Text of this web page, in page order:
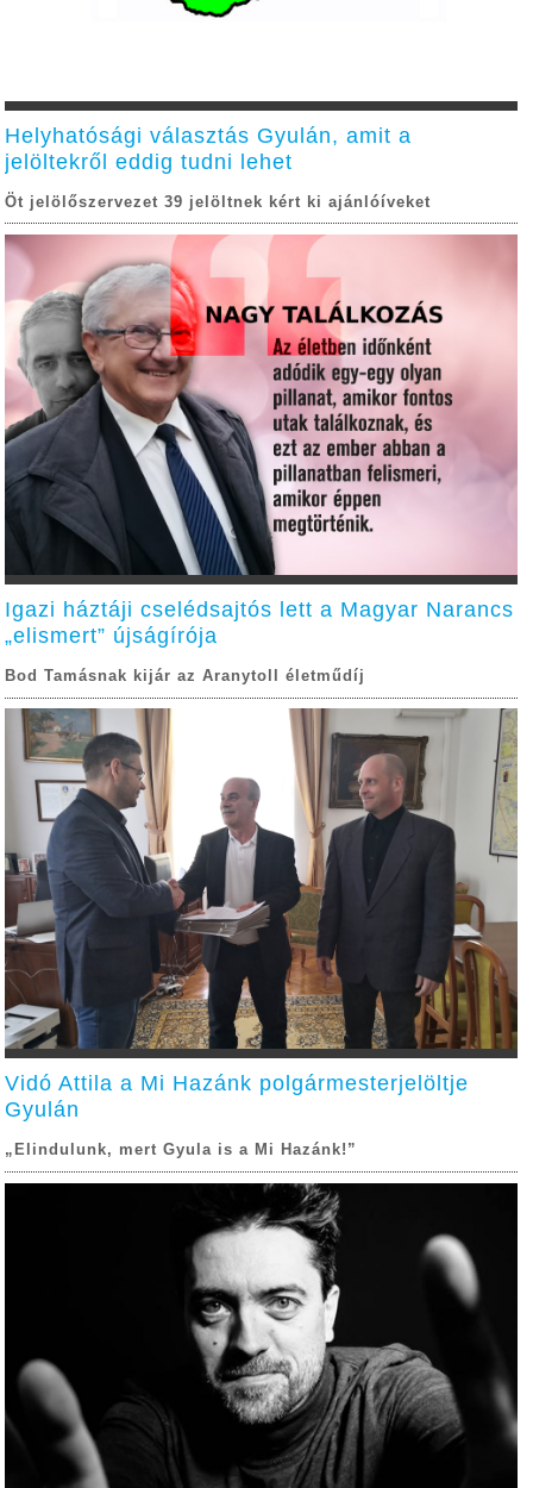
Helyhatósági választás Gyulán, amit a
jelöltekről eddig tudni lehet
Öt jelölőszervezet 39 jelöltnek kért ki ajánlóíveket
Igazi háztáji cselédsajtós lett a Magyar Narancs
„elismert” újságírója
Bod Tamásnak kijár az Aranytoll életműdíj
Vidó Attila a Mi Hazánk polgármesterjelöltje
Gyulán
„Elindulunk, mert Gyula is a Mi Hazánk!”